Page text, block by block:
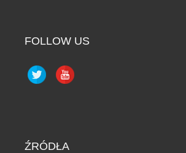
FOLLOW US
ŹRÓDŁA